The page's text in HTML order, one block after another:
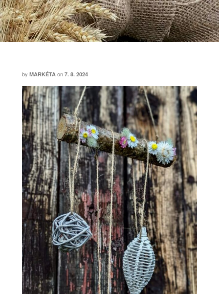
by MARKÉTA on 7. 8. 2024